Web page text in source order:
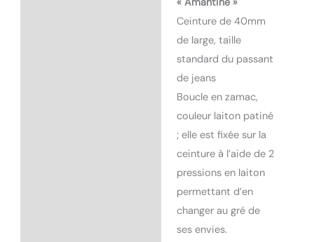
Ceinture de 40mm
de large, taille
standard du passant
de jeans
Boucle en zamac,
couleur laiton patiné
; elle est fixée sur la
ceinture à l’aide de 2
pressions en laiton
permettant d’en
changer au gré de
ses envies.